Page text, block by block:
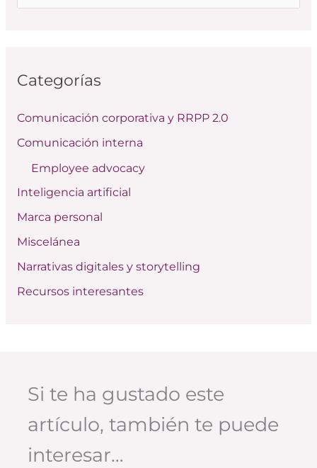
a
p
o
:
Categorías
Comunicación corporativa y RRPP 2.0
Comunicación interna
Employee advocacy
Inteligencia artificial
Marca personal
Miscelánea
Narrativas digitales y storytelling
Recursos interesantes
Si te ha gustado este
artículo, también te puede
interesar…